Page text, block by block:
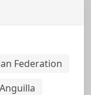
Federation